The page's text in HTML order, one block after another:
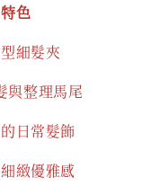
色
細髮夾
與整理馬尾
日常髮飾
緻優雅感